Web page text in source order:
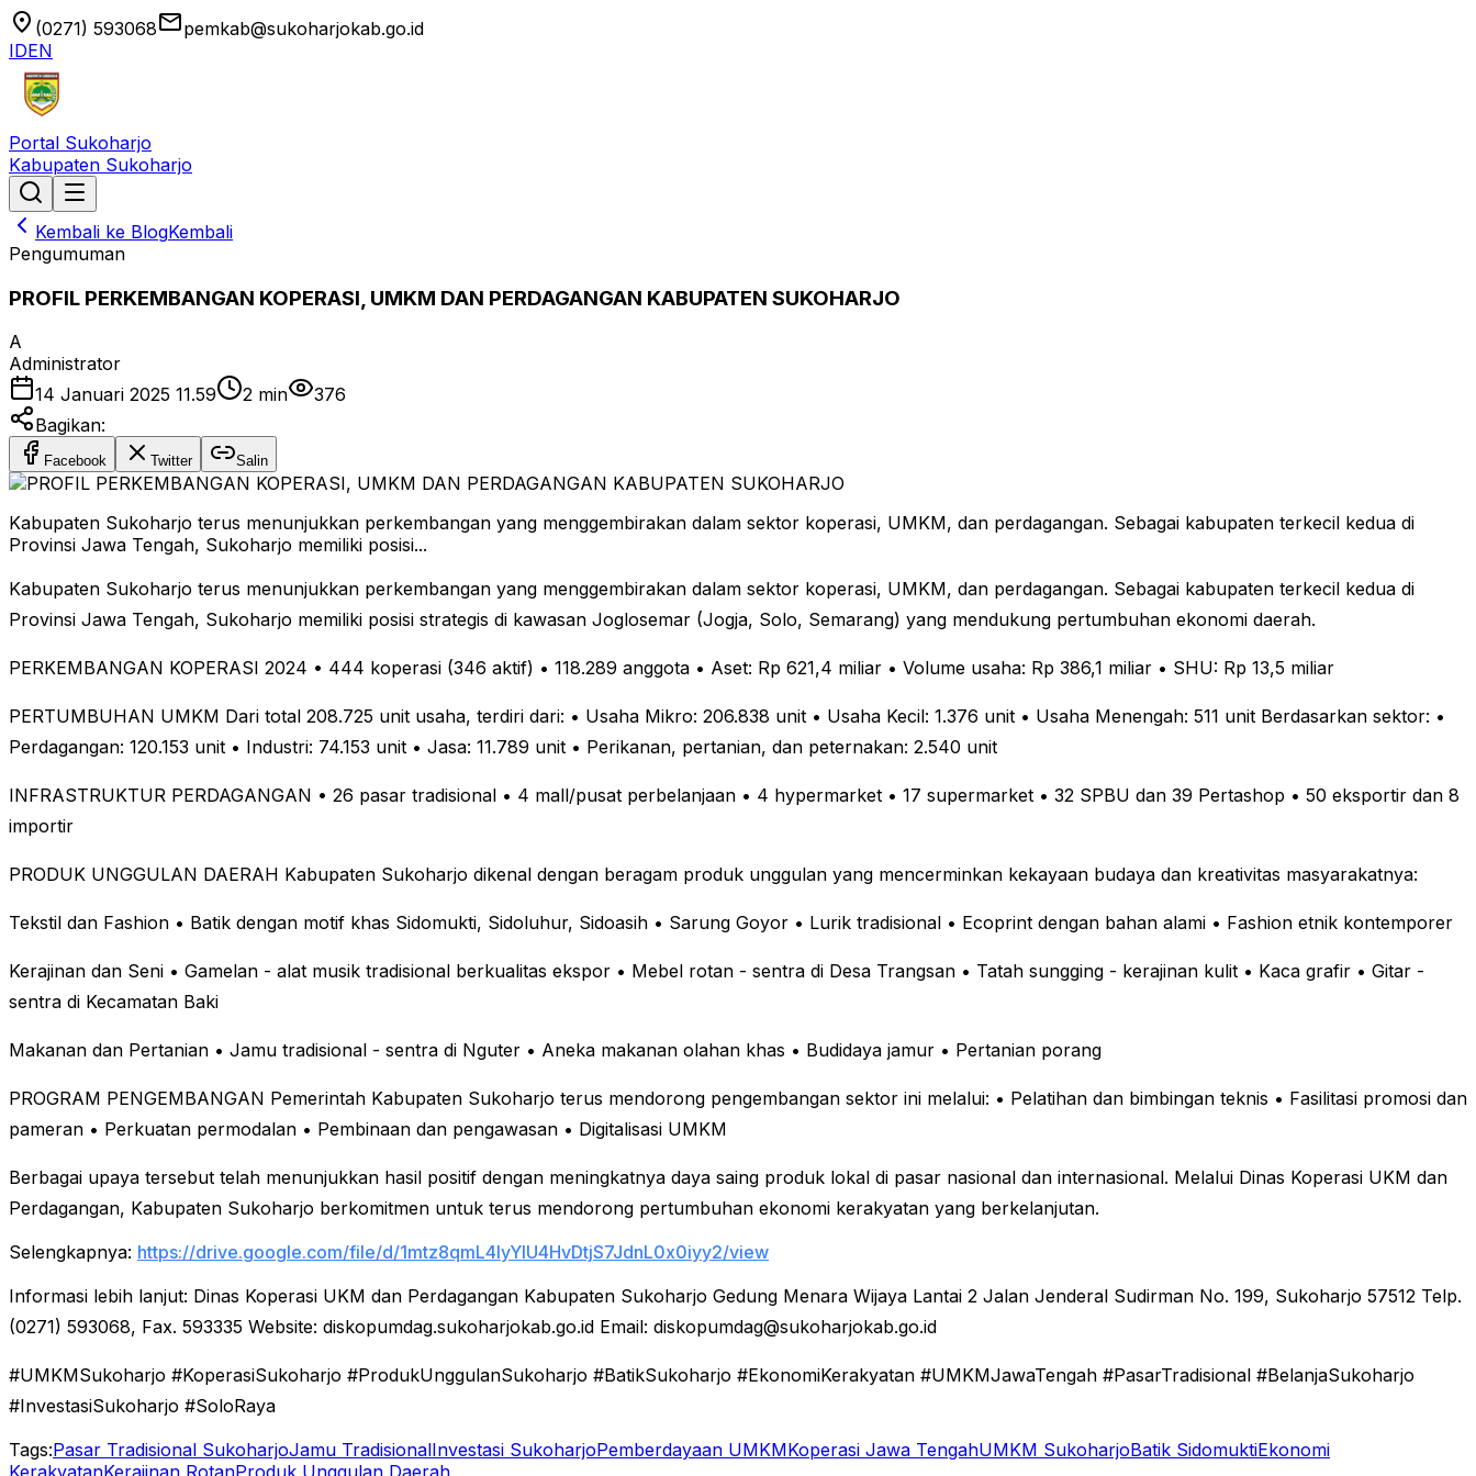
location_on (0271) 593068emailpemkab@sukoharjokab.go.id
IDEN
Portal Sukoharjo
Kabupaten Sukoharjo
Kembali ke BlogKembali
Pengumuman
PROFIL PERKEMBANGAN KOPERASI, UMKM DAN PERDAGANGAN KABUPATEN SUKOHARJO
A
Administrator
14 Januari 2025 11.59
2 min
376
Bagikan:
Facebook Twitter Salin
Kabupaten Sukoharjo terus menunjukkan perkembangan yang menggembirakan dalam sektor koperasi, UMKM, dan perdagangan. Sebagai kabupaten terkecil kedua di
Provinsi Jawa Tengah, Sukoharjo memiliki posisi...
Kabupaten Sukoharjo terus menunjukkan perkembangan yang menggembirakan dalam sektor koperasi, UMKM, dan perdagangan. Sebagai kabupaten terkecil kedua di
Provinsi Jawa Tengah, Sukoharjo memiliki posisi strategis di kawasan Joglosemar (Jogja, Solo, Semarang) yang mendukung pertumbuhan ekonomi daerah.
PERKEMBANGAN KOPERASI 2024 • 444 koperasi (346 aktif) • 118.289 anggota • Aset: Rp 621,4 miliar • Volume usaha: Rp 386,1 miliar • SHU: Rp 13,5 miliar
PERTUMBUHAN UMKM Dari total 208.725 unit usaha, terdiri dari: • Usaha Mikro: 206.838 unit • Usaha Kecil: 1.376 unit • Usaha Menengah: 511 unit Berdasarkan sektor: •
Perdagangan: 120.153 unit • Industri: 74.153 unit • Jasa: 11.789 unit • Perikanan, pertanian, dan peternakan: 2.540 unit
INFRASTRUKTUR PERDAGANGAN • 26 pasar tradisional • 4 mall/pusat perbelanjaan • 4 hypermarket • 17 supermarket • 32 SPBU dan 39 Pertashop • 50 eksportir dan 8
importir
PRODUK UNGGULAN DAERAH Kabupaten Sukoharjo dikenal dengan beragam produk unggulan yang mencerminkan kekayaan budaya dan kreativitas masyarakatnya:
Tekstil dan Fashion • Batik dengan motif khas Sidomukti, Sidoluhur, Sidoasih • Sarung Goyor • Lurik tradisional • Ecoprint dengan bahan alami • Fashion etnik kontemporer
Kerajinan dan Seni • Gamelan - alat musik tradisional berkualitas ekspor • Mebel rotan - sentra di Desa Trangsan • Tatah sungging - kerajinan kulit • Kaca grafir • Gitar -
sentra di Kecamatan Baki
Makanan dan Pertanian • Jamu tradisional - sentra di Nguter • Aneka makanan olahan khas • Budidaya jamur • Pertanian porang
PROGRAM PENGEMBANGAN Pemerintah Kabupaten Sukoharjo terus mendorong pengembangan sektor ini melalui: • Pelatihan dan bimbingan teknis • Fasilitasi promosi dan
pameran • Perkuatan permodalan • Pembinaan dan pengawasan • Digitalisasi UMKM
Berbagai upaya tersebut telah menunjukkan hasil positif dengan meningkatnya daya saing produk lokal di pasar nasional dan internasional. Melalui Dinas Koperasi UKM dan
Perdagangan, Kabupaten Sukoharjo berkomitmen untuk terus mendorong pertumbuhan ekonomi kerakyatan yang berkelanjutan.
Selengkapnya: https://drive.google.com/file/d/1mtz8qmL4IyYlU4HvDtjS7JdnL0x0iyy2/view
Informasi lebih lanjut: Dinas Koperasi UKM dan Perdagangan Kabupaten Sukoharjo Gedung Menara Wijaya Lantai 2 Jalan Jenderal Sudirman No. 199, Sukoharjo 57512 Telp.
(0271) 593068, Fax. 593335 Website: diskopumdag.sukoharjokab.go.id Email: diskopumdag@sukoharjokab.go.id
#UMKMSukoharjo #KoperasiSukoharjo #ProdukUnggulanSukoharjo #BatikSukoharjo #EkonomiKerakyatan #UMKMJawaTengah #PasarTradisional #BelanjaSukoharjo
#InvestasiSukoharjo #SoloRaya
Tags:Pasar Tradisional SukoharjoJamu TradisionalInvestasi SukoharjoPemberdayaan UMKMKoperasi Jawa TengahUMKM SukoharjoBatik SidomuktiEkonomi